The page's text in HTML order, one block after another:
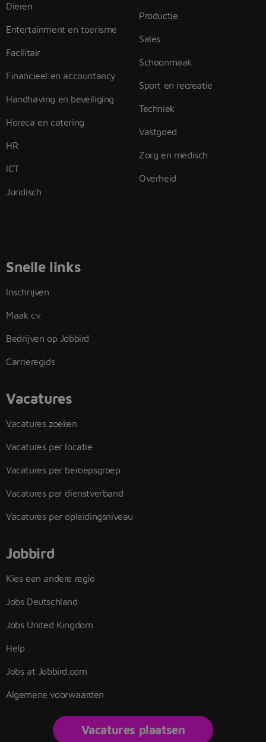
Dieren
Entertainment en toerisme
Facilitair
Financieel en accountancy
Handhaving en beveiliging
Horeca en catering
HR
ICT
Juridisch
Productie
Sales
Schoonmaak
Sport en recreatie
Techniek
Vastgoed
Zorg en medisch
Overheid
Snelle links
Inschrijven
Maak cv
Bedrijven op Jobbird
Carrieregids
Vacatures
Vacatures zoeken
Vacatures per locatie
Vacatures per beroepsgroep
Vacatures per dienstverband
Vacatures per opleidingsniveau
Jobbird
Kies een andere regio
Jobs Deutschland
Jobs United Kingdom
Help
Jobs at Jobbird.com
Algemene voorwaarden
Vacatures plaatsen